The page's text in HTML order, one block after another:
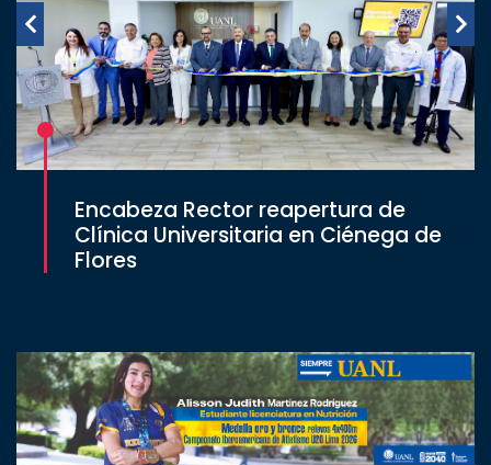
Encabeza Rector reapertura de
Clínica Universitaria en Ciénega de
Flores